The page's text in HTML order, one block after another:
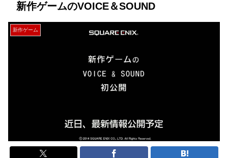
新作ゲームのVOICE＆SOUND
新作ゲーム